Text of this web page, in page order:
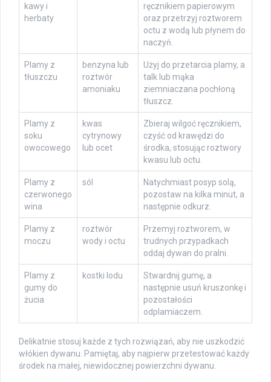
kawy i
herbaty
ręcznikiem papierowym
oraz przetrzyj roztworem
octu z wodą lub płynem do
naczyń.
Plamy z
tłuszczu
benzyna lub
roztwór
amoniaku
Użyj do przetarcia plamy, a
talk lub mąka
ziemniaczana pochłoną
tłuszcz.
Plamy z
soku
owocowego
kwas
cytrynowy
lub ocet
Zbieraj wilgoć ręcznikiem,
czyść od krawędzi do
środka, stosując roztwory
kwasu lub octu.
Plamy z
czerwonego
wina
sól
Natychmiast posyp solą,
pozostaw na kilka minut, a
następnie odkurz.
Plamy z
moczu
roztwór
wody i octu
Przemyj roztworem, w
trudnych przypadkach
oddaj dywan do pralni.
Plamy z
gumy do
żucia
kostki lodu
Stwardnij gumę, a
następnie usuń kruszonkę i
pozostałości
odplamiaczem.
Delikatnie stosuj każde z tych rozwiązań, aby nie uszkodzić
włókien dywanu. Pamiętaj, aby najpierw przetestować każdy
środek na małej, niewidocznej powierzchni dywanu.